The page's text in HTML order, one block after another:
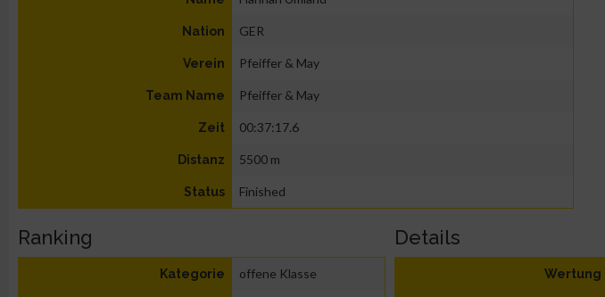
Nation GER
Verein Pfeiffer & May
Team Name Pfeiffer & May
Zeit 00:37:17.6
Distanz 5500 m
Status Finished
Ranking
Kategorie offene Klasse
Details
Wertung